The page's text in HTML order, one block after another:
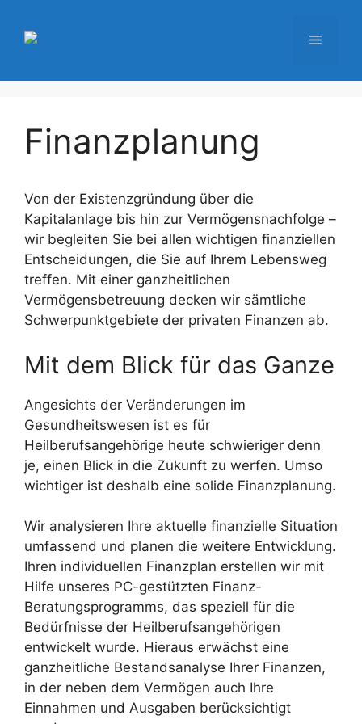
Inhalt
MENÜ
Finanzplanung
Von der Existenzgründung über die
Kapitalanlage bis hin zur Vermögensnachfolge –
wir begleiten Sie bei allen wichtigen finanziellen
Entscheidungen, die Sie auf Ihrem Lebensweg
treffen. Mit einer ganzheitlichen
Vermögensbetreuung decken wir sämtliche
Schwerpunktgebiete der privaten Finanzen ab.
Mit dem Blick für das Ganze
Angesichts der Veränderungen im
Gesundheitswesen ist es für
Heilberufsangehörige heute schwieriger denn
je, einen Blick in die Zukunft zu werfen. Umso
wichtiger ist deshalb eine solide Finanzplanung.
Wir analysieren Ihre aktuelle finanzielle Situation
umfassend und planen die weitere Entwicklung.
Ihren individuellen Finanzplan erstellen wir mit
Hilfe unseres PC-gestützten Finanz-
Beratungsprogramms, das speziell für die
Bedürfnisse der Heilberufsangehörigen
entwickelt wurde. Hieraus erwächst eine
ganzheitliche Bestandsanalyse Ihrer Finanzen,
in der neben dem Vermögen auch Ihre
Einnahmen und Ausgaben berücksichtigt